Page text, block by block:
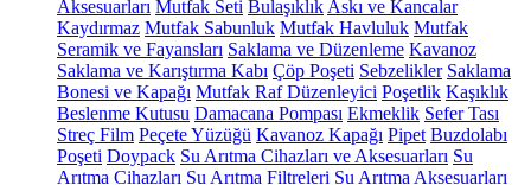
Aksesuarları Mutfak Seti Bulaşıklık Askı ve Kancalar
Kaydırmaz Mutfak Sabunluk Mutfak Havluluk Mutfak
Seramik ve Fayansları Saklama ve Düzenleme Kavanoz
Saklama ve Karıştırma Kabı Çöp Poşeti Sebzelikler Saklama
Bonesi ve Kapağı Mutfak Raf Düzenleyici Poşetlik Kaşıklık
Beslenme Kutusu Damacana Pompası Ekmeklik Sefer Tası
Streç Film Peçete Yüzüğü Kavanoz Kapağı Pipet Buzdolabı
Poşeti Doypack Su Arıtma Cihazları ve Aksesuarları Su
Arıtma Cihazları Su Arıtma Filtreleri Su Arıtma Aksesuarları